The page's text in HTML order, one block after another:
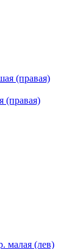
(правая)